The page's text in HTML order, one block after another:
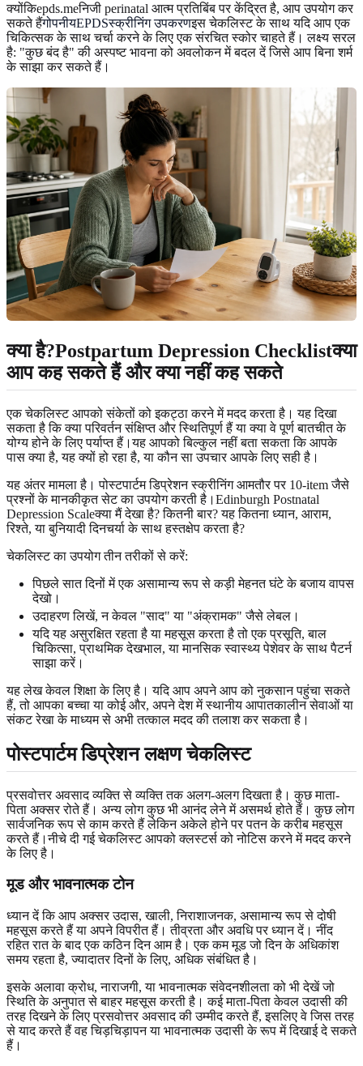
क्योंकिepds.meनिजी perinatal आत्म प्रतिबिंब पर केंद्रित है, आप उपयोग कर
सकते हैंगोपनीयEPDSस्क्रीनिंग उपकरणइस चेकलिस्ट के साथ यदि आप एक
चिकित्सक के साथ चर्चा करने के लिए एक संरचित स्कोर चाहते हैं। लक्ष्य सरल
है: "कुछ बंद है" की अस्पष्ट भावना को अवलोकन में बदल दें जिसे आप बिना शर्म
के साझा कर सकते हैं।
क्या है?Postpartum Depression Checklistक्या
आप कह सकते हैं और क्या नहीं कह सकते
एक चेकलिस्ट आपको संकेतों को इकट्ठा करने में मदद करता है। यह दिखा
सकता है कि क्या परिवर्तन संक्षिप्त और स्थितिपूर्ण हैं या क्या वे पूर्ण बातचीत के
योग्य होने के लिए पर्याप्त हैं।यह आपको बिल्कुल नहीं बता सकता कि आपके
पास क्या है, यह क्यों हो रहा है, या कौन सा उपचार आपके लिए सही है।
यह अंतर मामला है। पोस्टपार्टम डिप्रेशन स्क्रीनिंग आमतौर पर 10-item जैसे
प्रश्नों के मानकीकृत सेट का उपयोग करती है।Edinburgh Postnatal
Depression Scaleक्या मैं देखा है? कितनी बार? यह कितना ध्यान, आराम,
रिश्ते, या बुनियादी दिनचर्या के साथ हस्तक्षेप करता है?
चेकलिस्ट का उपयोग तीन तरीकों से करें:
पिछले सात दिनों में एक असामान्य रूप से कड़ी मेहनत घंटे के बजाय वापस
देखो।
उदाहरण लिखें, न केवल "साद" या "अंक्रामक" जैसे लेबल।
यदि यह असुरक्षित रहता है या महसूस करता है तो एक प्रसूति, बाल
चिकित्सा, प्राथमिक देखभाल, या मानसिक स्वास्थ्य पेशेवर के साथ पैटर्न
साझा करें।
यह लेख केवल शिक्षा के लिए है। यदि आप अपने आप को नुकसान पहुंचा सकते
हैं, तो आपका बच्चा या कोई और, अपने देश में स्थानीय आपातकालीन सेवाओं या
संकट रेखा के माध्यम से अभी तत्काल मदद की तलाश कर सकता है।
पोस्टपार्टम डिप्रेशन लक्षण चेकलिस्ट
प्रसवोत्तर अवसाद व्यक्ति से व्यक्ति तक अलग-अलग दिखता है। कुछ माता-
पिता अक्सर रोते हैं। अन्य लोग कुछ भी आनंद लेने में असमर्थ होते हैं। कुछ लोग
सार्वजनिक रूप से काम करते हैं लेकिन अकेले होने पर पतन के करीब महसूस
करते हैं।नीचे दी गई चेकलिस्ट आपको क्लस्टर्स को नोटिस करने में मदद करने
के लिए है।
मूड और भावनात्मक टोन
ध्यान दें कि आप अक्सर उदास, खाली, निराशाजनक, असामान्य रूप से दोषी
महसूस करते हैं या अपने विपरीत हैं। तीव्रता और अवधि पर ध्यान दें। नींद
रहित रात के बाद एक कठिन दिन आम है। एक कम मूड जो दिन के अधिकांश
समय रहता है, ज्यादातर दिनों के लिए, अधिक संबंधित है।
इसके अलावा क्रोध, नाराजगी, या भावनात्मक संवेदनशीलता को भी देखें जो
स्थिति के अनुपात से बाहर महसूस करती है। कई माता-पिता केवल उदासी की
तरह दिखने के लिए प्रसवोत्तर अवसाद की उम्मीद करते हैं, इसलिए वे जिस तरह
से याद करते हैं वह चिड़चिड़ापन या भावनात्मक उदासी के रूप में दिखाई दे सकते
हैं।